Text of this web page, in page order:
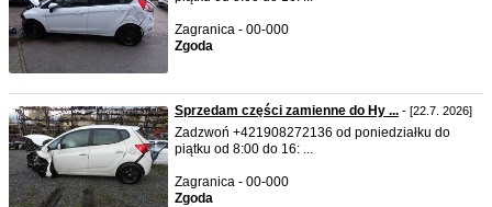
Zagranica - 00-000
Zgoda
Sprzedam części zamienne do Hy ... - [22.7. 2026]
Zadzwoń +421908272136 od poniedziałku do
piątku od 8:00 do 16: ...
Zagranica - 00-000
Zgoda